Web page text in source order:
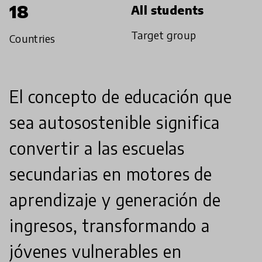
18
Countries
All students
Target group
El concepto de educación que
sea autosostenible significa
convertir a las escuelas
secundarias en motores de
aprendizaje y generación de
ingresos, transformando a
jóvenes vulnerables en